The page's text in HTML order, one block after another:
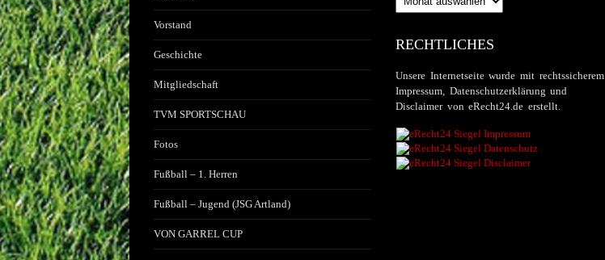
Vorstand
Geschichte
Mitgliedschaft
TVM SPORTSCHAU
Fotos
Fußball – 1. Herren
Fußball – Jugend (JSG Artland)
VON GARREL CUP
RECHTLICHES
Unsere Internetseite wurde mit rechtssicherem
Impressum, Datenschutzerklärung und
Disclaimer von eRecht24.de erstellt.